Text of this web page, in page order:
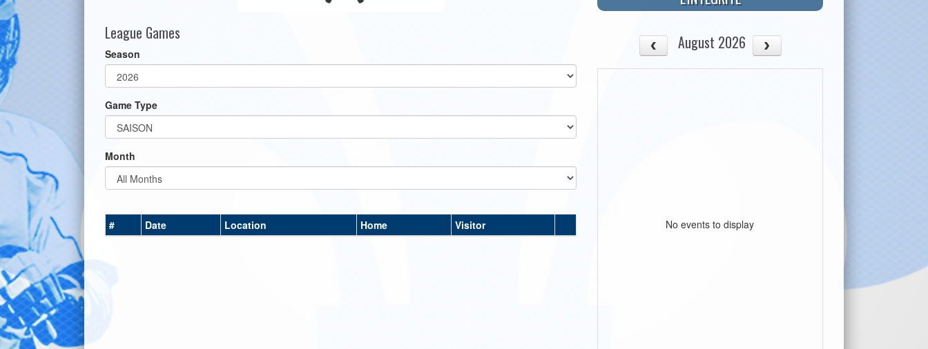
League Games
Season
Game Type
Month
# Date Location Home Visitor
August 2026
No events to display